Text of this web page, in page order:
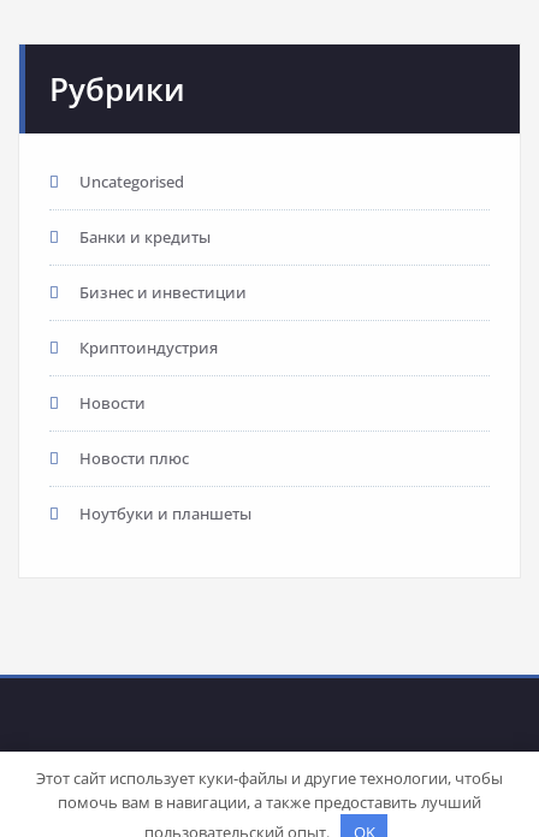
Рубрики
Uncategorised
Банки и кредиты
Бизнес и инвестиции
Криптоиндустрия
Новости
Новости плюс
Ноутбуки и планшеты
WordPress | Theme: Stacyby SpiceThemes
Этот сайт использует куки-файлы и другие технологии, чтобы
помочь вам в навигации, а также предоставить лучший
пользовательский опыт.
OK